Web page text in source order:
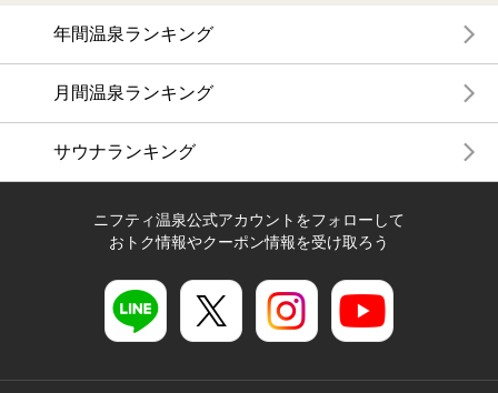
年間温泉ランキング
月間温泉ランキング
サウナランキング
ニフティ温泉公式アカウントをフォローして
おトク情報やクーポン情報を受け取ろう